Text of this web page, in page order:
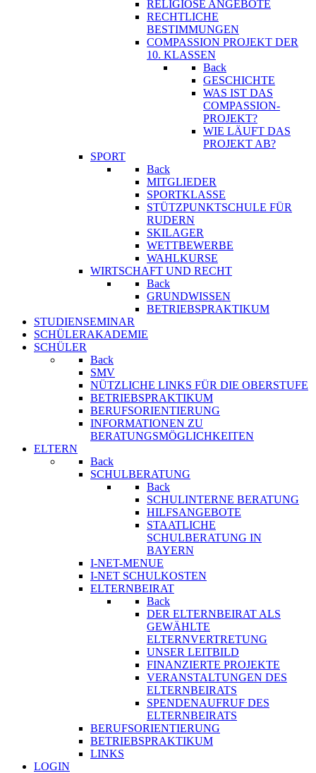
RELIGIÖSE ANGEBOTE
RECHTLICHE
BESTIMMUNGEN
COMPASSION PROJEKT DER
10. KLASSEN
Back
GESCHICHTE
WAS IST DAS
COMPASSION-
PROJEKT?
WIE LÄUFT DAS
PROJEKT AB?
SPORT
Back
MITGLIEDER
SPORTKLASSE
STÜTZPUNKTSCHULE FÜR
RUDERN
SKILAGER
WETTBEWERBE
WAHLKURSE
WIRTSCHAFT UND RECHT
Back
GRUNDWISSEN
BETRIEBSPRAKTIKUM
STUDIENSEMINAR
SCHÜLERAKADEMIE
SCHÜLER
Back
SMV
NÜTZLICHE LINKS FÜR DIE OBERSTUFE
BETRIEBSPRAKTIKUM
BERUFSORIENTIERUNG
INFORMATIONEN ZU
BERATUNGSMÖGLICHKEITEN
ELTERN
Back
SCHULBERATUNG
Back
SCHULINTERNE BERATUNG
HILFSANGEBOTE
STAATLICHE
SCHULBERATUNG IN
BAYERN
I-NET-MENUE
I-NET SCHULKOSTEN
ELTERNBEIRAT
Back
DER ELTERNBEIRAT ALS
GEWÄHLTE
ELTERNVERTRETUNG
UNSER LEITBILD
FINANZIERTE PROJEKTE
VERANSTALTUNGEN DES
ELTERNBEIRATS
SPENDENAUFRUF DES
ELTERNBEIRATS
BERUFSORIENTIERUNG
BETRIEBSPRAKTIKUM
LINKS
LOGIN